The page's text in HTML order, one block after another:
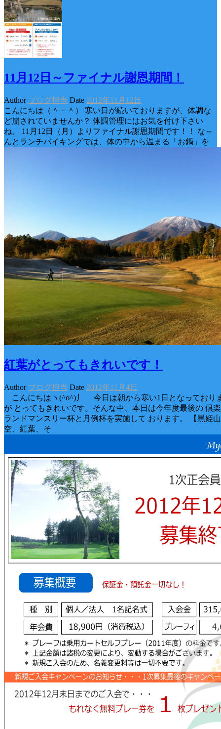
11月12日～ファイナル謝恩期間！
Author ブログ担当 Date 2012年11月12日
こんにちは（＾－＾） 寒い日が続いておりますが、体調な
ど崩されていませんか？ 体調管理にはお気を付け下さい
ね。 11月12日（月）よりファイナル謝恩期間です！！ な～
んとランチバイキングでは、体の中から温まる「お鍋」を
紅葉がとってもきれいです！
Author ブログ担当 Date 2012年11月4日
こんにちはヽ(^o^)丿 今日は朝から寒い1日となっており
が とってもきれいです。そんな中、本日は今年度最後の 倶
ランドマンスリー杯と月例杯を実施して おります。 【黒姫
空、紅葉、そ